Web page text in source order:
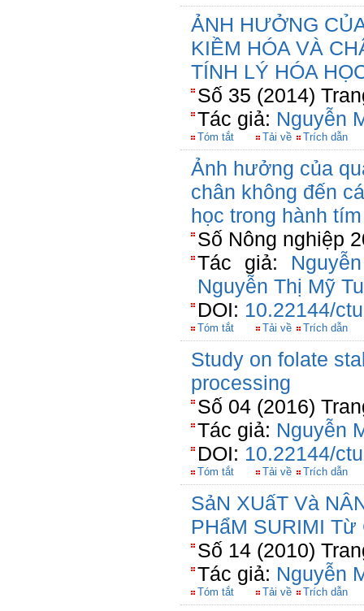
ẢNH HƯỞNG
KIỀM HÓA VÀ
TÍNH LÝ HÓA
Số 35 (2014)
Tác giả: Nguyễn
Tóm tắt Tải về Trích dẫn
Ảnh hưởng của
chân không đến
học trong hành
Số Nông nghiệp
Tác giả:
Nguyễn Thị Mỹ
DOI: 10.22144/
Tóm tắt Tải về Trích dẫn
Study on folate
processing
Số 04 (2016)
Tác giả: Nguyễn
DOI: 10.22144/
Tóm tắt Tải về Trích dẫn
SảN XUấT Và
PHẩM SURIMI Từ
Số 14 (2010)
Tác giả: Nguyễn
Tóm tắt Tải về Trích dẫn